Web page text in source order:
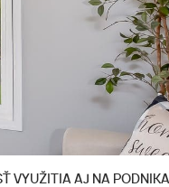
VYUŽITIA AJ NA